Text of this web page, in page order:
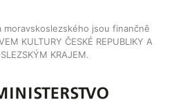
jsou finančně
KULTURY ČESKÉ REPUBLIKY A
KRAJEM.